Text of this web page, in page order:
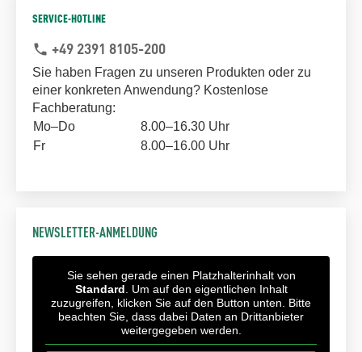
SERVICE-HOTLINE
phone +49 2391 8105-200
Sie haben Fragen zu unseren Produkten oder zu
einer konkreten Anwendung? Kostenlose
Fachberatung:
Mo–Do
8.00–16.30 Uhr
Fr
8.00–16.00 Uhr
NEWSLETTER-ANMELDUNG
Sie sehen gerade einen Platzhalterinhalt von
Standard . Um auf den eigentlichen Inhalt
zuzugreifen, klicken Sie auf den Button unten. Bitte
beachten Sie, dass dabei Daten an Drittanbieter
weitergegeben werden.